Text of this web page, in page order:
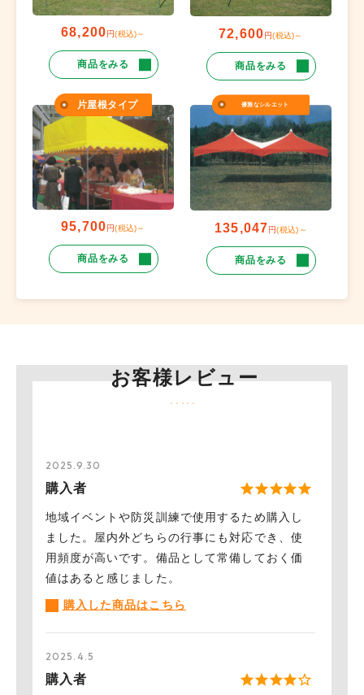
68,200円(税込)～
商品をみる
72,600円(税込)～
商品をみる
片屋根タイプ
95,700円(税込)～
商品をみる
優雅なシルエット
135,047円(税込)～
商品をみる
お客様レビュー
2025.9.30
購入者
地域イベントや防災訓練で使用するため購入し
ました。屋内外どちらの行事にも対応でき、使
用頻度が高いです。備品として常備しておく価
値はあると感じました。
︎購入した商品はこちら
2025.4.5
購入者